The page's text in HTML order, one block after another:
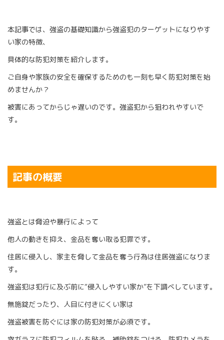
本記事では、強盗の基礎知識から強盗犯のターゲットになりやす
い家の特徴、
具体的な防犯対策を紹介します。
ご自身や家族の安全を確保するためのも一刻も早く防犯対策を始
めませんか？
被害にあってからじゃ遅いのです。強盗犯から狙われやすいで
す。
記事の概要
強盗とは脅迫や暴行によって
他人の動きを抑え、金品を奪い取る犯罪です。
住居に侵入し、家主を脅して金品を奪う行為は住居強盗になりま
す。
強盗犯は犯行に及ぶ前に“侵入しやすい家か”を下調べしています。
無施錠だったり、人目に付きにくい家は
強盗被害を防ぐには家の防犯対策が必須です。